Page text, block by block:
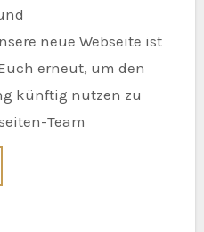
neue Webseite ist
erneut, um den
künftig nutzen zu
Team